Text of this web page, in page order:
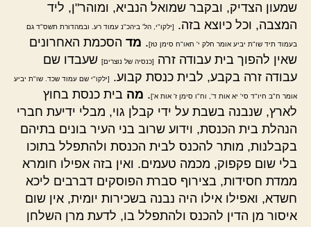
שמעון הצדיק, ובקבר שמואל הנביא, ומוהר"ן, ליד
המצבה, וכל כיוצא בזה.
[ילקו"י, הל' ביהכ"נ עמוד רע. ובמהדורת תשס"ד גם
בעמוד תיד שו"ת יביע אומר חלק י' חאו"ח סימן טז]. מד הסכמת האחרונים
שאין להפוך בית עבודה זרה
[כנסיה של נוצרים] שעבדו שם
עבודה זרה בקבע, לבית כנסת קבוע.
[ילקו"י שם עמוד שכד. שו"ת יביע
אומר ח"ב חיו"ד סי' יא אות ד', וח"ו סימן ז' אות א']. מה בית כנסת בחוץ
לארץ, שנבנה בשבת על ידי קבלן גוי, מבלי ידיעת חברי
הנהלת בית הכנסת, וידוע שרוב בני העיר בונים בתיהם
בקבלנות, מותר להכנס לבית הכנסת ולהתפלל בתוכו
בלי שום פקפוק, מכמה טעמים. ואין בזה אפילו חומרא
ממדת חסידות, בצירוף סברת הפוסקים דברבים ליכא
חשדא, ואפילו אילו היה נבנה בשכירות יומית, אין שום
איסור מן הדין להכנס ולהתפלל בו, לדעת מרן השלחן